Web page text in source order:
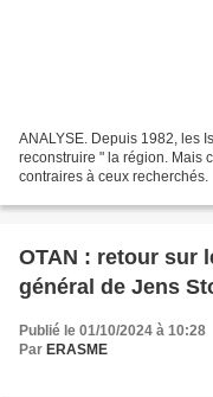
ANALYSE. Depuis 1982, les
reconstruire " la région. Mais
contraires à ceux recherchés.
OTAN : retour sur
général de Jens
Publié le 01/10/2024 à 10:28
Par ERASME